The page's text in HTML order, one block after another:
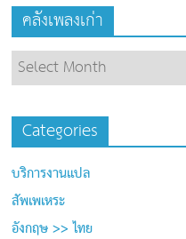
คลังเพลงเก่า
Categories
บริการงานแปล
สัพเพเหระ
อังกฤษ >> ไทย